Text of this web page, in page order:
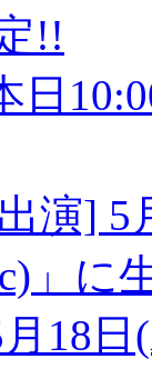
!!
日
演] 5
」に
18